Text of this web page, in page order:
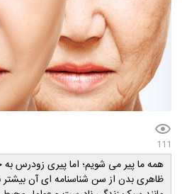
111
همه ما پیر می شویم؛ اما پیری زودرس
ظاهری بدن از سن شناسنامه ای آن بیشتر